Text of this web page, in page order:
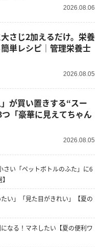
2026.08.06
さじ2加えるだけ。栄養
単レシピ｜管理栄養士
2026.08.05
」が買い置きする“スー
「豪華に見えてちゃん
2026.08.05
さい「ペットボトルのふた」に6
い」「見た目がきれい」【夏の
なる！マネしたい【夏の便利ワ